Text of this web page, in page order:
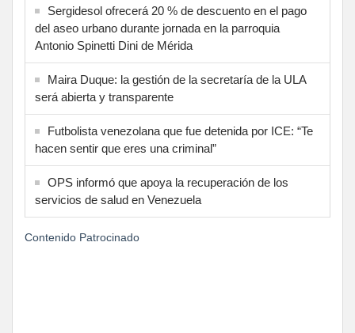
Sergidesol ofrecerá 20 % de descuento en el pago
del aseo urbano durante jornada en la parroquia
Antonio Spinetti Dini de Mérida
Maira Duque: la gestión de la secretaría de la ULA
será abierta y transparente
Futbolista venezolana que fue detenida por ICE: “Te
hacen sentir que eres una criminal”
OPS informó que apoya la recuperación de los
servicios de salud en Venezuela
Contenido Patrocinado